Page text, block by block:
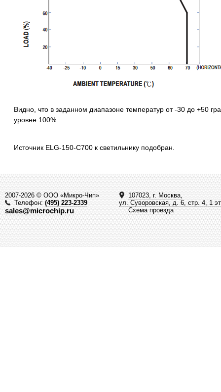
Видно, что в заданном диапазоне температур от -30 до +50
уровне 100%.
Источник ELG-150-C700 к светильнику подобран.
2007-2026 © ООО «Микро-Чип»
Телефон:(495) 223-2339
sales@microchip.ru
107023, г. Москва,
ул. Суворовская, д. 6, стр. 4, 1
Схема проезда